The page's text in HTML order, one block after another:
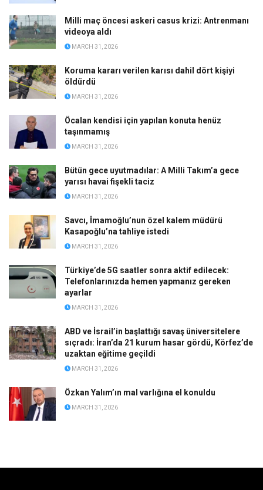
Milli maç öncesi askeri casus krizi: Antrenmanı
videoya aldı
MARCH 31, 2026
Koruma kararı verilen karısı dahil dört kişiyi
öldürdü
MARCH 31, 2026
Öcalan kendisi için yapılan konuta henüz
taşınmamış
MARCH 31, 2026
Bütün gece uyutmadılar: A Milli Takım’a gece
yarısı havai fişekli taciz
MARCH 31, 2026
Savcı, İmamoğlu’nun özel kalem müdürü
Kasapoğlu’na tahliye istedi
MARCH 31, 2026
Türkiye’de 5G saatler sonra aktif edilecek:
Telefonlarınızda hemen yapmanız gereken
ayarlar
MARCH 31, 2026
ABD ve İsrail’in başlattığı savaş üniversitelere
sıçradı: İran’da 21 kurum hasar gördü, Körfez’de
uzaktan eğitime geçildi
MARCH 31, 2026
Özkan Yalım’ın mal varlığına el konuldu
MARCH 31, 2026